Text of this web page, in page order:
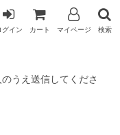
グイン カート マイページ 検索
うえ送信してくださ